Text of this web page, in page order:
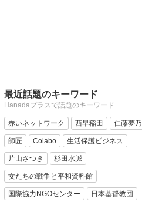
最近話題のキーワード
Hanadaプラスで話題のキーワード
赤いネットワーク 西早稲田 仁藤夢乃
師匠 Colabo 生活保護ビジネス
片山さつき 杉田水脈
女たちの戦争と平和資料館
国際協力NGOセンター 日本基督教団